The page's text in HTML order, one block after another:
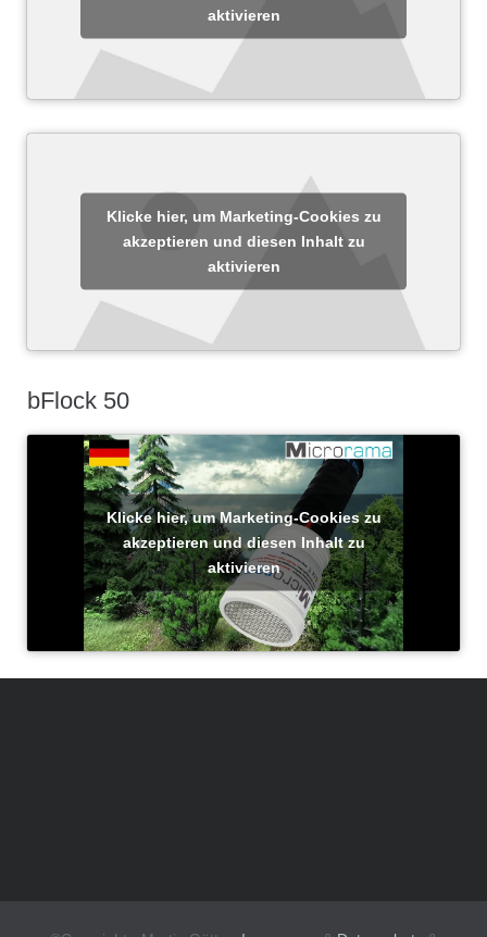
aktivieren
Klicke hier, um Marketing-Cookies zu
akzeptieren und diesen Inhalt zu
aktivieren
bFlock 50
Klicke hier, um Marketing-Cookies zu
akzeptieren und diesen Inhalt zu
aktivieren